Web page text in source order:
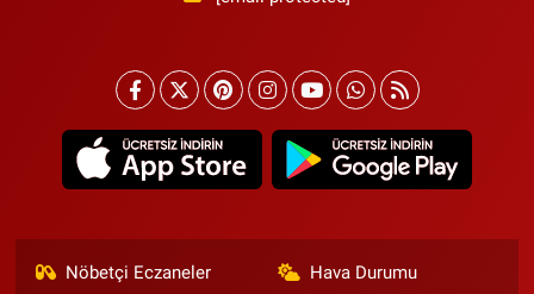
Nöbetçi Eczaneler Hava Durumu